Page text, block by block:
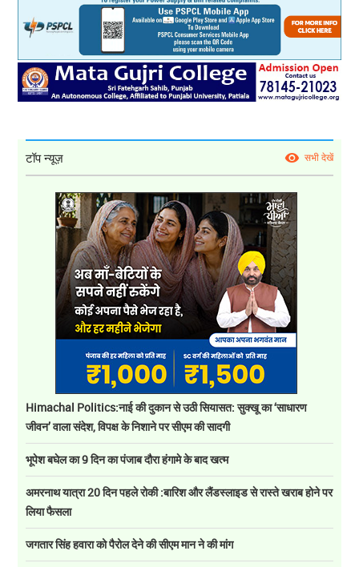
टॉप न्यूज़ सभी देखें
Himachal Politics:नाई की दुकान से उठी सियासत: सुक्खू का ‘साधारण
जीवन’ वाला संदेश, विपक्ष के निशाने पर सीएम की सादगी
भूपेश बघेल का 9 दिन का पंजाब दौरा हंगामे के बाद खत्म
अमरनाथ यात्रा 20 दिन पहले रोकी :बारिश और लैंडस्लाइड से रास्ते खराब होने पर
लिया फैसला
जगतार सिंह हवारा को पैरोल देने की सीएम मान ने की मांग